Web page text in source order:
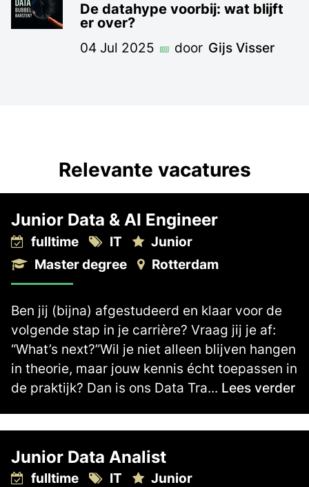
De datahype voorbij: wat blijft
er over?
04 Jul 2025
door Gijs Visser
Relevante vacatures
Junior Data & AI Engineer
fulltime IT
Junior
Master degree
Rotterdam
Ben jij (bijna) afgestudeerd en klaar voor de
volgende stap in je carrière? Vraag jij je af:
“What’s next?”Wil je niet alleen blijven hangen
in theorie, maar jouw kennis écht toepassen in
de praktijk? Dan is ons Data Tra... Lees verder
Junior Data Analist
fulltime IT
Junior